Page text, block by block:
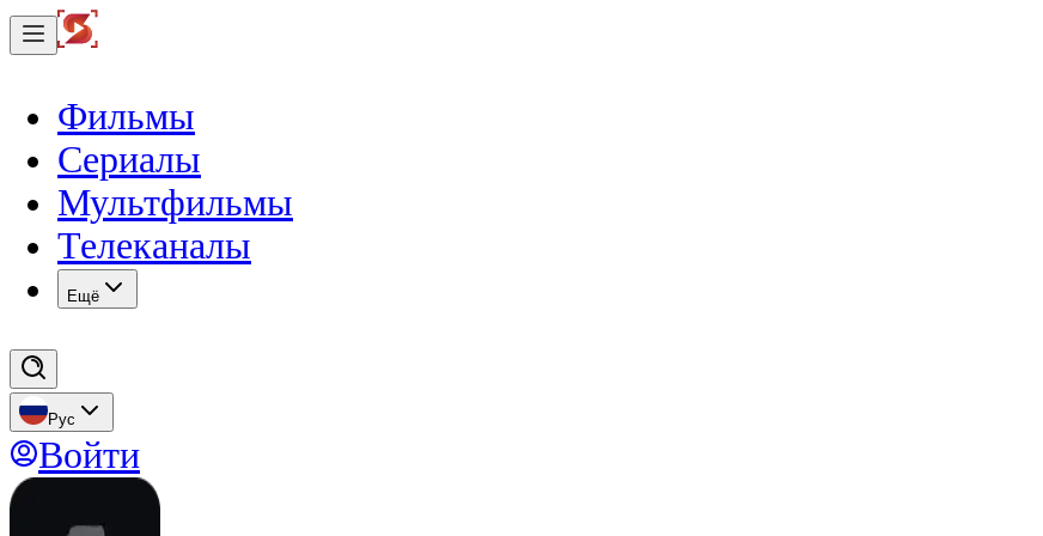
Фильмы
Сериалы
Мультфильмы
Телеканалы
Eщё
Рус
Войти